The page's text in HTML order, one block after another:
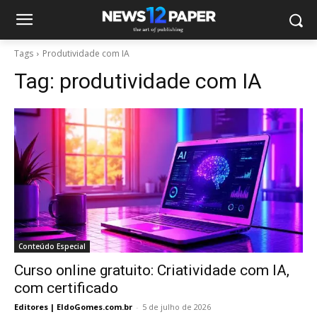
Tags Produtividade com IA
Tag: produtividade com IA
Conteúdo Especial
Curso online gratuito: Criatividade com IA,
com certificado
Editores | EldoGomes.com.br - 5 de julho de 2026